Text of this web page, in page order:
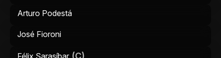
Arturo Podestá
José Fioroni
Félix Sarasíbar (C)